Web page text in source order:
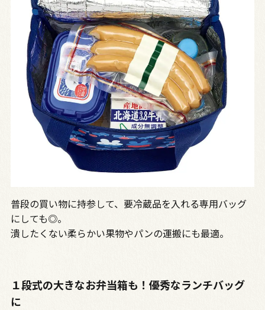
普段の買い物に持参して、要冷蔵品を入れる専用バッグ
にしても◎。
潰したくない柔らかい果物やパンの運搬にも最適。
１段式の大きなお弁当箱も！優秀なランチバッグ
に